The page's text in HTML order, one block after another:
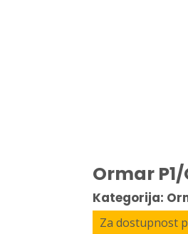
Ormar P1/
Kategorija:
Za dostupnost